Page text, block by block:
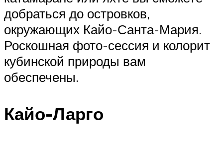
добраться до островков,
окружающих Кайо-Санта-Мария.
Роскошная фото-сессия и колорит
кубинской природы вам
обеспечены.
Кайо-Ларго